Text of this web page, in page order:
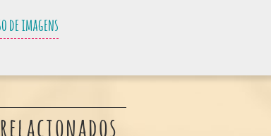
de imagens
relacionados